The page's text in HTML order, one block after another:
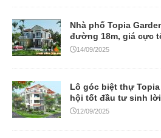
Nhà phố Topia
đường 18m, giá cực
14/09/2025
Lô góc biệt thự
hội tốt đầu tư sinh lời
12/09/2025